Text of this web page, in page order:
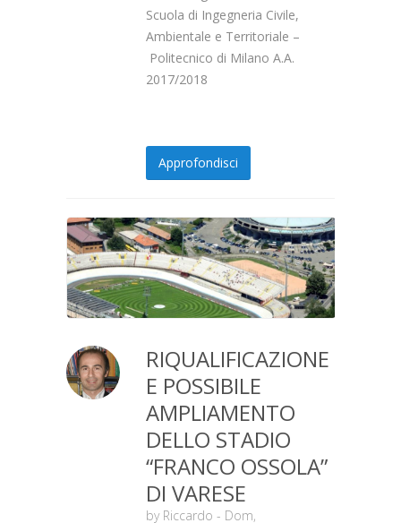
Scuola di Ingegneria Civile,
Ambientale e Territoriale –
Politecnico di Milano A.A.
2017/2018
Approfondisci
RIQUALIFICAZIONE
E POSSIBILE
AMPLIAMENTO
DELLO STADIO
“FRANCO OSSOLA”
DI VARESE
by Riccardo - Dom,